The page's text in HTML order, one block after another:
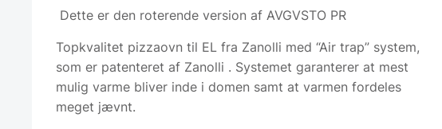
Dette er den roterende version af AVGVSTO PR
Topkvalitet pizzaovn til EL fra Zanolli med “Air trap” system,
som er patenteret af Zanolli . Systemet garanterer at mest
mulig varme bliver inde i domen samt at varmen fordeles
meget jævnt.